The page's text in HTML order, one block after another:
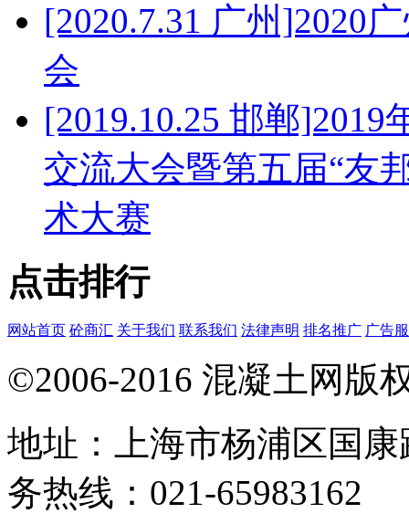
[2020.7.31 广州]2020
会
[2019.10.25 邯郸
交流大会暨第五届“友
术大赛
点击排行
网站首页 砼商汇 关于我们 联系我们 法律声明 排名推广 广告
©2006-2016 混凝土网版
地址：上海市杨浦区国
务热线：021-65983162